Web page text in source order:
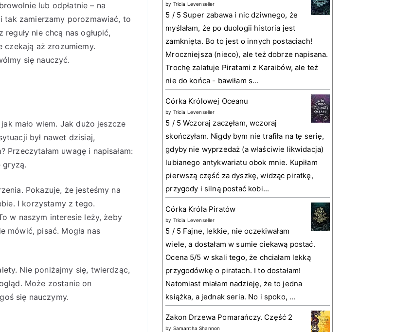
lub odpłatnie – na
tak zamierzamy porozmawiać, to
nie chcą nas ogłupić,
czekają aż zrozumiemy.
się nauczyć.
mało wiem. Jak dużo jeszcze
był nawet dzisiaj,
Przeczytałam uwagę i napisałam:
gryzą.
Pokazuje, że jesteśmy na
I korzystamy z tego.
w naszym interesie leży, żeby
mówić, pisać. Mogła nas
Nie poniżajmy się, twierdząc,
Może zostanie on
się nauczymy.
by Tricia Levenseller
5 / 5 Super zabawa i nic dziwnego, że
myślałam, że po duologii historia jest
zamknięta. Bo to jest o innych postaciach!
Mroczniejsza (nieco), ale też dobrze napisana.
Trochę zalatuje Piratami z Karaibów, ale też
nie do końca - bawiłam s...
Córka Królowej Oceanu
by Tricia Levenseller
5 / 5 Wczoraj zaczęłam, wczoraj
skończyłam. Nigdy bym nie trafiła na tę serię,
gdyby nie wyprzedaż (a właściwie likwidacja)
lubianego antykwariatu obok mnie. Kupiłam
pierwszą część za dyszkę, widząc piratkę,
przygody i silną postać kobi...
Córka Króla Piratów
by Tricia Levenseller
5 / 5 Fajne, lekkie, nie oczekiwałam
wiele, a dostałam w sumie ciekawą postać.
Ocena 5/5 w skali tego, że chciałam lekką
przygodówkę o piratach. I to dostałam!
Natomiast miałam nadzieję, że to jedna
książka, a jednak seria. No i spoko, ...
Zakon Drzewa Pomarańczy. Część 2
by Samantha Shannon